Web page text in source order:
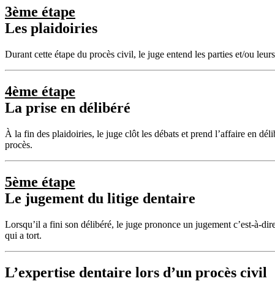
3ème étape
Les plaidoiries
Durant cette étape du procès civil, le juge entend les parties et/ou
4ème étape
La prise en délibéré
À la fin des plaidoiries, le juge clôt les débats et prend l’affaire en
procès.
5ème étape
Le jugement du litige dentaire
Lorsqu’il a fini son délibéré, le juge prononce un jugement c’est-à-
qui a tort.
L’expertise dentaire lors d’un procès civil